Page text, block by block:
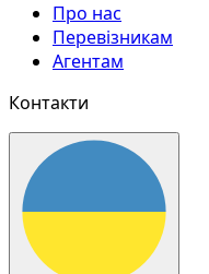
Про нас
Перевізникам
Агентам
Контакти